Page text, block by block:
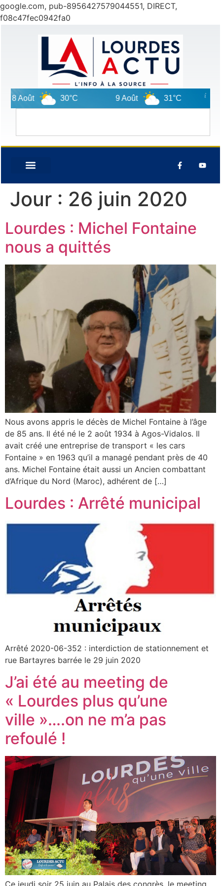
google.com, pub-8956427579044551, DIRECT,
f08c47fec0942fa0
Août 30°C 9 Août 31°C 10
Jour : 26 juin 2020
Lourdes : Michel Fontaine
nous a quittés
Nous avons appris le décès de Michel Fontaine à l’âge
de 85 ans. Il été né le 2 août 1934 à Agos-Vidalos. Il
avait créé une entreprise de transport « les cars
Fontaine » en 1963 qu’il a managé pendant près de 40
ans. Michel Fontaine était aussi un Ancien combattant
d’Afrique du Nord (Maroc), adhérent de […]
Lourdes : Arrêté municipal
Arrêté 2020-06-352 : interdiction de stationnement et
rue Bartayres barrée le 29 juin 2020
J’ai été au meeting de
« Lourdes plus qu’une
ville »….on ne m’a pas
refoulé !